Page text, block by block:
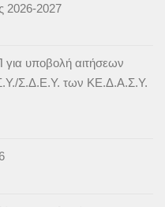
2026-2027
υποβολή αιτήσεων
Σ.Δ.Ε.Υ. των ΚΕ.Δ.Α.Σ.Υ.